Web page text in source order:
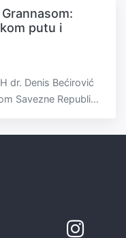
putu i
dr. Denis Bećirović
Savezne Republi...